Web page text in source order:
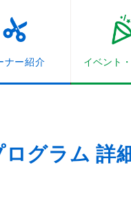
ナー紹介 イベント・
ログラム 詳